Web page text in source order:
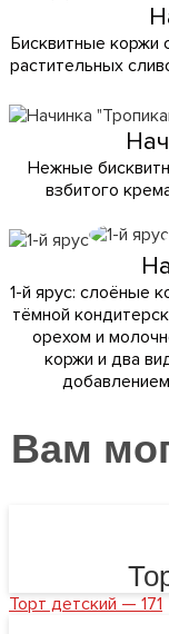
Бисквитные коржи
растительных
Нежные
взбитого
1-й ярус: слоёные
тёмной
орехом и
коржи и два
Вам
Торт детский — 171